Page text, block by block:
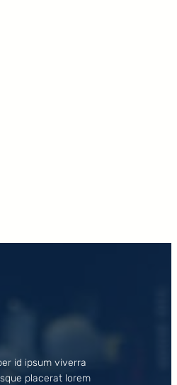
id ipsum viverra
placerat lorem